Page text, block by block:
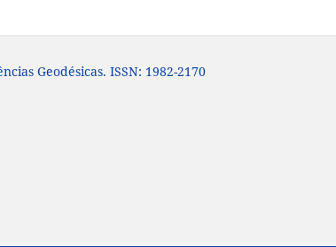
Geodésicas. ISSN: 1982-2170